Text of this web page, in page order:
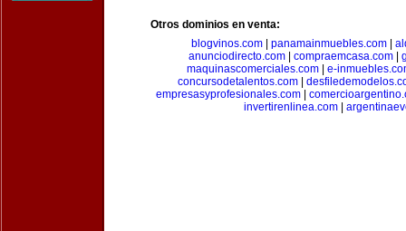
Otros dominios en venta:
blogvinos.com| panamainmuebles.com|
anunciodirecto.com| compraemcasa.com|
maquinascomerciales.com
e-
concursodetalentos.com|
empresasyprofesionales.com|
invertirenlinea.com